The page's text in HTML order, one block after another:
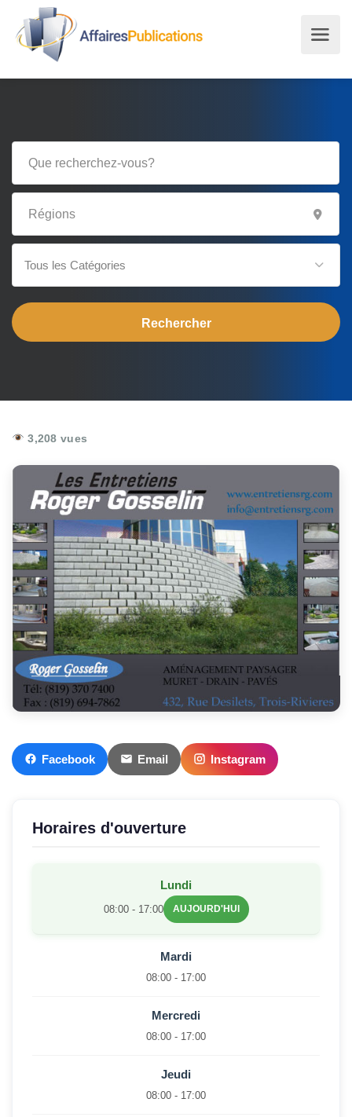
Tous les Catégories
3,208 vues
Facebook Email Instagram
Horaires d'ouverture
Lundi
08:00 - 17:00 AUJOURD'HUI
Mardi
08:00 - 17:00
Mercredi
08:00 - 17:00
Jeudi
08:00 - 17:00